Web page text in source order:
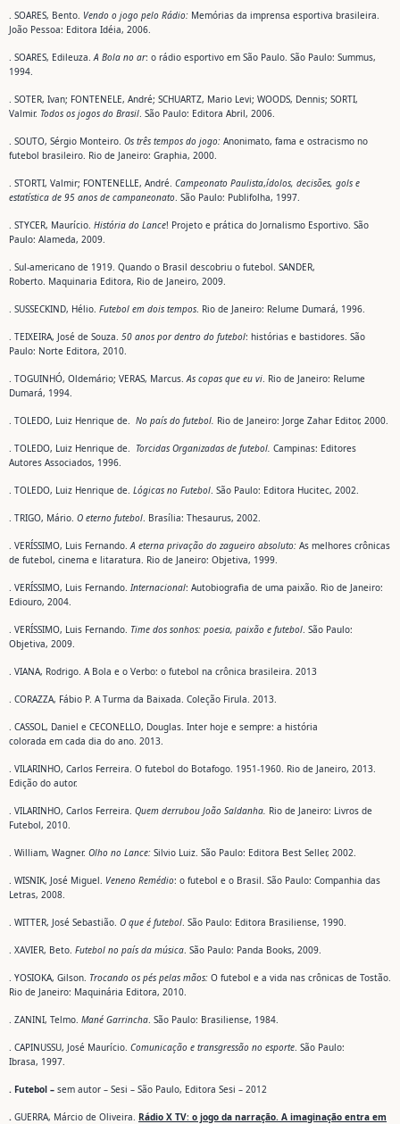
. SOARES, Bento. Vendo o jogo pelo Rádio: Memórias da imprensa esportiva brasileira.
João Pessoa: Editora Idéia, 2006.
. SOARES, Edileuza.A Bola no ar: o rádio esportivo em São Paulo. São Paulo: Summus,
1994.
. SOTER, Ivan; FONTENELE, André; SCHUARTZ, Mario Levi; WOODS, Dennis; SORTI,
Valmir. Todos os jogos do Brasil. São Paulo: Editora Abril, 2006.
. SOUTO, Sérgio Monteiro. Os três tempos do jogo: Anonimato, fama e ostracismo no
futebol brasileiro. Rio de Janeiro: Graphia, 2000.
. STORTI, Valmir; FONTENELLE, André. Campeonato Paulista,ídolos, decisões, gols e
estatística de 95 anos de campaneonato. São Paulo: Publifolha, 1997.
. STYCER, Maurício. História do Lance! Projeto e prática do Jornalismo Esportivo. São
Paulo: Alameda, 2009.
. Sul-americano de 1919. Quando o Brasil descobriu o futebol. SANDER,
Roberto. Maquinaria Editora, Rio de Janeiro, 2009.
. SUSSECKIND, Hélio. Futebol em dois tempos. Rio de Janeiro: Relume Dumará, 1996.
. TEIXEIRA, José de Souza. 50 anos por dentro do futebol: histórias e bastidores. São
Paulo: Norte Editora, 2010.
. TOGUINHÓ, Oldemário; VERAS, Marcus.As copas que eu vi. Rio de Janeiro: Relume
Dumará, 1994.
. TOLEDO, Luiz Henrique de. No país do futebol. Rio de Janeiro: Jorge Zahar Editor, 2000.
. TOLEDO, Luiz Henrique de. Torcidas Organizadas de futebol. Campinas: Editores
Autores Associados, 1996.
. TOLEDO, Luiz Henrique de. Lógicas no Futebol. São Paulo: Editora Hucitec, 2002.
. TRIGO, Mário. O eterno futebol. Brasília: Thesaurus, 2002.
. VERÍSSIMO, Luis Fernando.A eterna privação do zagueiro absoluto: As melhores crônicas
de futebol, cinema e litaratura. Rio de Janeiro: Objetiva, 1999.
. VERÍSSIMO, Luis Fernando. Internacional: Autobiografia de uma paixão. Rio de Janeiro:
Ediouro, 2004.
. VERÍSSIMO, Luis Fernando. Time dos sonhos: poesia, paixão e futebol. São Paulo:
Objetiva, 2009.
. VIANA, Rodrigo. A Bola e o Verbo: o futebol na crônica brasileira. 2013
. CORAZZA, Fábio P. A Turma da Baixada. Coleção Firula. 2013.
. CASSOL, Daniel e CECONELLO, Douglas. Inter hoje e sempre: a história
colorada em cada dia do ano. 2013.
. VILARINHO, Carlos Ferreira. O futebol do Botafogo. 1951-1960. Rio de Janeiro, 2013.
Edição do autor.
. VILARINHO, Carlos Ferreira. Quem derrubou João Saldanha. Rio de Janeiro: Livros de
Futebol, 2010.
. William, Wagner. Olho no Lance: Silvio Luiz. São Paulo: Editora Best Seller, 2002.
. WISNIK, José Miguel. Veneno Remédio: o futebol e o Brasil. São Paulo: Companhia das
Letras, 2008.
. WITTER, José Sebastião. O que é futebol. São Paulo: Editora Brasiliense, 1990.
. XAVIER, Beto. Futebol no país da música. São Paulo: Panda Books, 2009.
. YOSIOKA, Gilson. Trocando os pés pelas mãos: O futebol e a vida nas crônicas de Tostão.
Rio de Janeiro: Maquinária Editora, 2010.
. ZANINI, Telmo. Mané Garrincha. São Paulo: Brasiliense, 1984.
. CAPINUSSU, José Maurício. Comunicação e transgressão no esporte. São Paulo:
Ibrasa, 1997.
. Futebol – sem autor – Sesi – São Paulo, Editora Sesi – 2012
. GUERRA, Márcio de Oliveira. Rádio X TV: o jogo da narração. A imaginação entra em